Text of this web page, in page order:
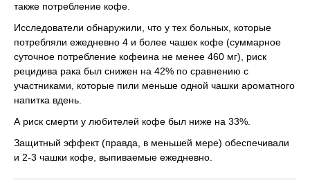
также потребление кофе.
Исследователи обнаружили, что у тех больных, которые
потребляли ежедневно 4 и более чашек кофе (суммарное
суточное потребление кофеина не менее 460 мг), риск
рецидива рака был снижен на 42% по сравнению с
участниками, которые пили меньше одной чашки ароматного
напитка вдень.
А риск смерти у любителей кофе был ниже на 33%.
Защитный эффект (правда, в меньшей мере) обеспечивали
и 2-3 чашки кофе, выпиваемые ежедневно.